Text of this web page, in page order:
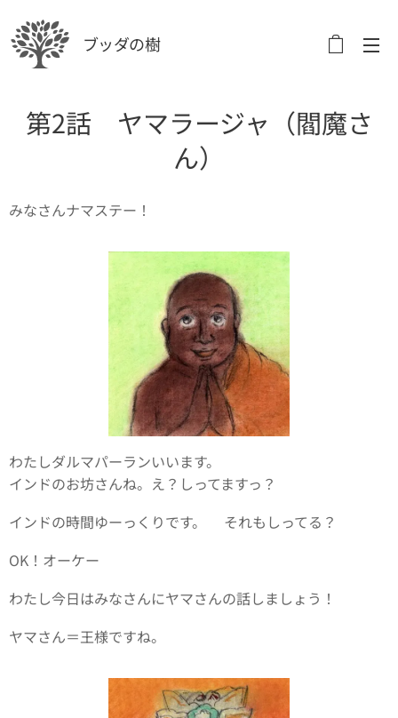
ブッダの樹
第2話 ヤマラージャ（閻魔さ
ん）
みなさんナマステー！
わたしダルマパーランいいます。
インドのお坊さんね。え？しってますっ？
インドの時間ゆーっくりです。 それもしってる？
OK！オーケー
わたし今日はみなさんにヤマさんの話しましょう！
ヤマさん＝王様ですね。